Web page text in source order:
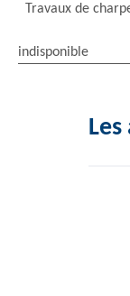
Travaux de
indisponible